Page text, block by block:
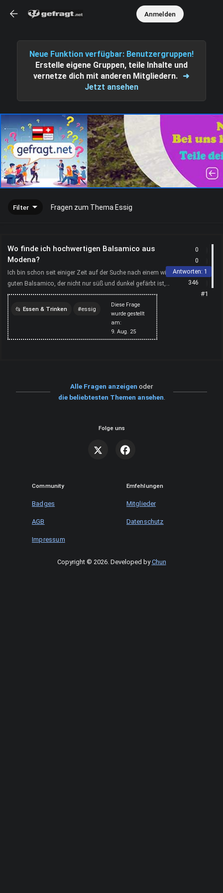
Neue Funktion verfügbar: Benutzergruppen!
Erstelle eigene Gruppen, teile Inhalte und
vernetze dich mit anderen Mitgliedern. ➜
Jetzt ansehen
Anmelden
Filter Fragen zum Thema Essig
Wo finde ich hochwertigen Balsamico aus
Modena?
Ich bin schon seit einiger Zeit auf der Suche nach einem wirklich
guten Balsamico, der nicht nur süß und dunkel gefärbt ist,
sondern diesen typischen, komplexen Geschmack...
Diese Frage
wurde gestellt
am:
9. Aug. 25
Essen & Trinken essig
0
0
Antworten: 1
346
#1
Alle Fragen anzeigen oder
die beliebtesten Themen ansehen.
Folge uns
Community Emfehlungen
Badges Mitglieder
AGB Datenschutz
Impressum
Copyright © 2026. Developed byChun